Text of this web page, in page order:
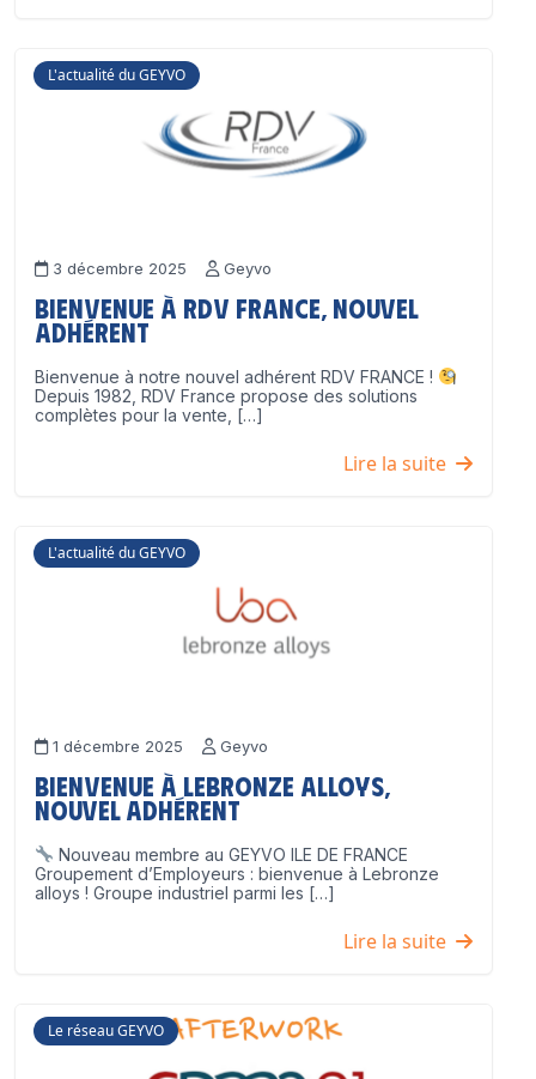
L'actualité du GEYVO
3 décembre 2025 Geyvo
Bienvenue à RDV France, nouvel
adhérent
Bienvenue à notre nouvel adhérent RDV FRANCE !
Depuis 1982, RDV France propose des solutions
complètes pour la vente, […]
Lire la suite
L'actualité du GEYVO
1 décembre 2025 Geyvo
Bienvenue à Lebronze Alloys,
nouvel adhérent
Nouveau membre au GEYVO ILE DE FRANCE
Groupement d’Employeurs : bienvenue à Lebronze
alloys ! Groupe industriel parmi les […]
Lire la suite
Le réseau GEYVO